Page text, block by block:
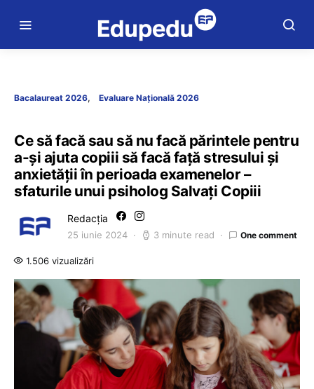
Bacalaureat 2026 Evaluare Națională 2026
Ce să facă sau să nu facă părintele pentru
a-și ajuta copiii să facă față stresului și
anxietății în perioada examenelor –
sfaturile unui psiholog Salvați Copiii
Redacția
25 iunie 2024 3 minute read One comment
1.506 vizualizări